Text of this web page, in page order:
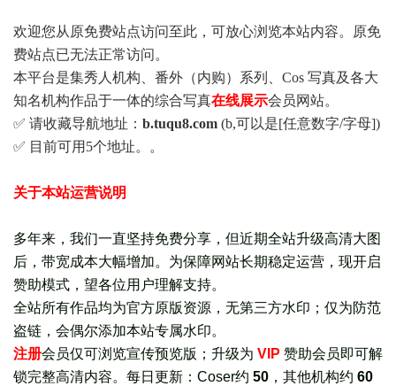
欢迎您从原免费站点访问至此，可放心浏览本站内容。原免
费站点已无法正常访问。
本平台是集秀人机构、番外（内购）系列、Cos 写真及各大
知名机构作品于一体的综合写真在线展示会员网站。
✅ 请收藏导航地址： b.tuqu8.com (b,可以是[任意数字/字母])
✅ 目前可用5个地址。。
关于本站运营说明
多年来，我们一直坚持免费分享，但近期全站升级高清大图
后，带宽成本大幅增加。为保障网站长期稳定运营，现开启
赞助模式，望各位用户理解支持。
全站所有作品均为官方原版资源，无第三方水印；仅为防范
盗链，会偶尔添加本站专属水印。
注册会员仅可浏览宣传预览版 ； 升级为 VIP 赞助会员即可解
锁完整高清内容。每日更新： Coser约 50 ，其他机构约 60